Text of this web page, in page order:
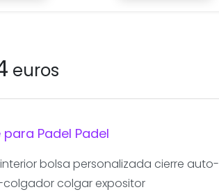
euros
Padel Padel
bolsa personalizada cierre auto-
colgar expositor